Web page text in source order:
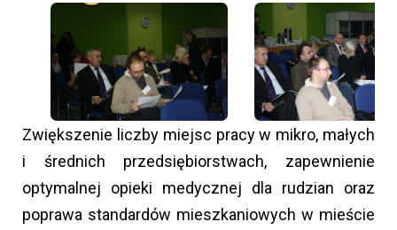
Zwiększenie liczby miejsc pracy w mikro, małych
i średnich przedsiębiorstwach, zapewnienie
optymalnej opieki medycznej dla rudzian oraz
poprawa standardów mieszkaniowych w mieście